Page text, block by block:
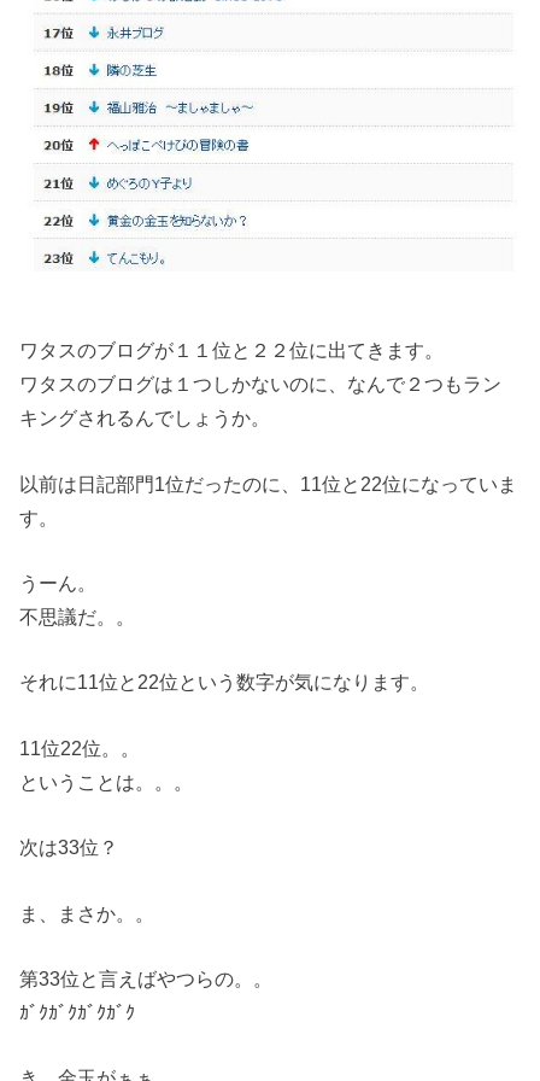
ワタスのブログが１１位と２２位に出てきます。
ワタスのブログは１つしかないのに、なんで２つもラン
キングされるんでしょうか。
以前は日記部門1位だったのに、11位と22位になっていま
す。
うーん。
不思議だ。。
それに11位と22位という数字が気になります。
11位22位。。
ということは。。。
次は33位？
ま、まさか。。
第33位と言えばやつらの。。
ｶﾞｸｶﾞｸｶﾞｸｶﾞｸ